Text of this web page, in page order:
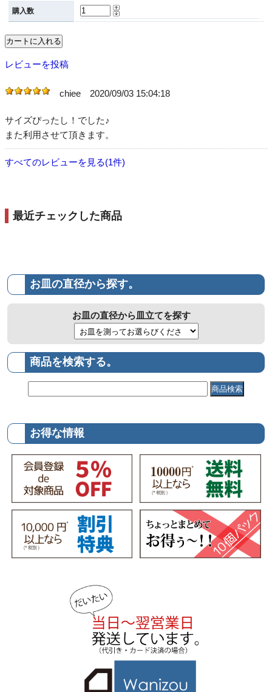
購入数
レビューを投稿
chiee 2020/09/03 15:04:18
サイズぴったし！でした♪
また利用させて頂きます。
すべてのレビューを見る(1件)
最近チェックした商品
お皿の直径から探す。
お皿の直径から皿立てを探す
商品を検索する。
お得な情報